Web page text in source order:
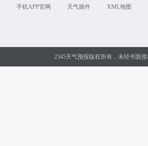
手机APP官网 天气插件 XML地图
2345天气预报版权所有，未经书面